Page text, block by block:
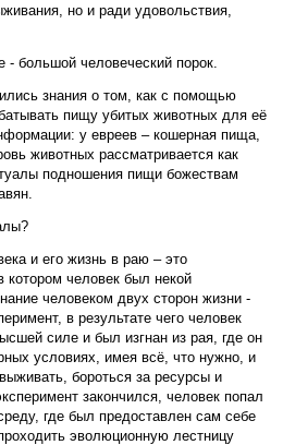
но и ради удовольствия,
- большой человеческий порок.
знания о том, как с помощью
пищу убитых животных для её
у евреев – кошерная пища,
животных рассматривается как
подношения пищи божествам
и его жизнь в раю – это
человек был некой
человеком двух сторон жизни -
в результате чего человек
силе и был изгнан из рая, где он
условиях, имея всё, что нужно, и
бороться за ресурсы и
закончился, человек попал
где был предоставлен сам себе
эволюционную лестницу